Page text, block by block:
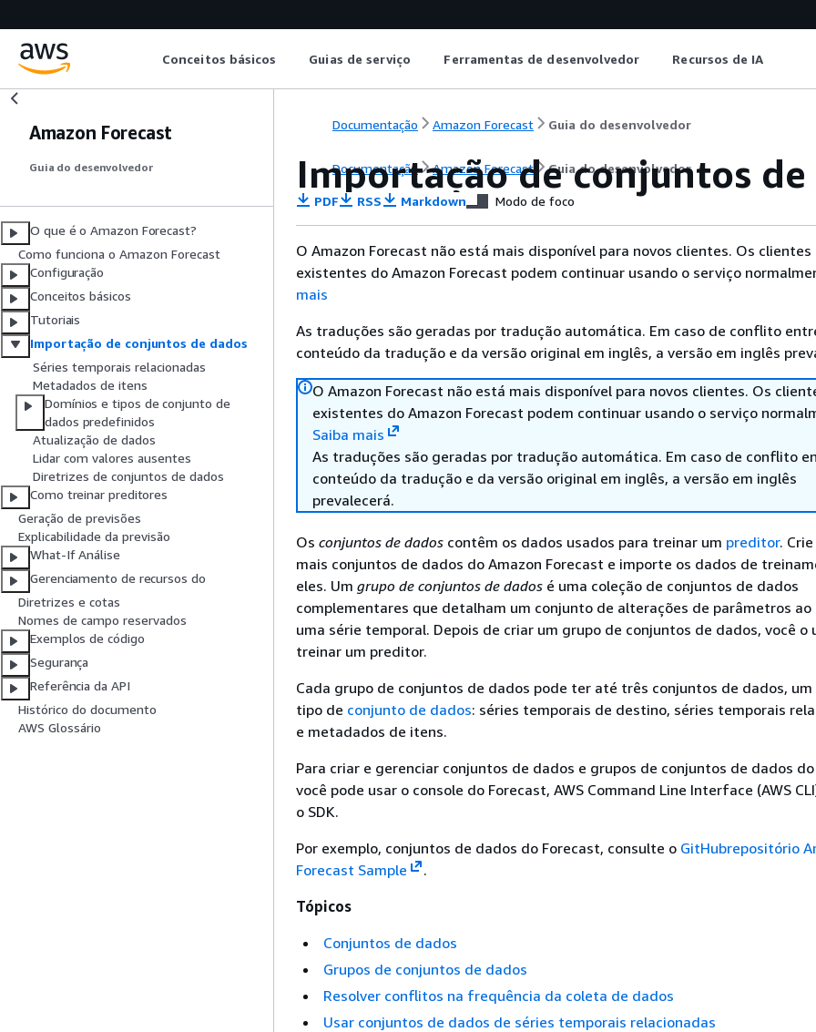
Conceitos básicos Guias de serviço Ferramentas de desenvolvedor Recursos de IA
Amazon Forecast
Guia do desenvolvedor
O que é o Amazon Forecast?
Como funciona o Amazon Forecast
Configuração
Conceitos básicos
Tutoriais
Importação de conjuntos de dados
Séries temporais relacionadas
Metadados de itens
Domínios e tipos de conjunto de
dados predefinidos
Atualização de dados
Lidar com valores ausentes
Diretrizes de conjuntos de dados
Como treinar preditores
Geração de previsões
Explicabilidade da previsão
What-If Análise
Gerenciamento de recursos do
Diretrizes e cotas
Nomes de campo reservados
Exemplos de código
Segurança
Referência da API
Histórico do documento
AWS Glossário
Documentação Amazon Forecast Guia do desenvolvedor
Documentação Amazon Forecast Guia do desenvolvedor
Importação de conjuntos de
PDF RSS Markdown Modo de foco
O Amazon Forecast não está mais disponível para novos clientes. Os clientes
existentes do Amazon Forecast podem continuar usando o serviço
mais
As traduções são geradas por tradução automática. Em caso de conflito
conteúdo da tradução e da versão original em inglês, a versão em inglês
O Amazon Forecast não está mais disponível para novos clientes. Os
existentes do Amazon Forecast podem continuar usando o serviço
Saiba mais
As traduções são geradas por tradução automática. Em caso de conflito
conteúdo da tradução e da versão original em inglês, a versão em inglês
prevalecerá.
Os conjuntos de dados contêm os dados usados para treinar um preditor.
mais conjuntos de dados do Amazon Forecast e importe os dados de
eles. Um grupo de conjuntos de dados é uma coleção de conjuntos de dados
complementares que detalham um conjunto de alterações de parâmetros ao
uma série temporal. Depois de criar um grupo de conjuntos de dados, você o
treinar um preditor.
Cada grupo de conjuntos de dados pode ter até três conjuntos de dados, um
tipo de conjunto de dados: séries temporais de destino, séries temporais
e metadados de itens.
Para criar e gerenciar conjuntos de dados e grupos de conjuntos de dados
você pode usar o console do Forecast, AWS Command Line Interface (AWS
o SDK.
Por exemplo, conjuntos de dados do Forecast, consulte o GitHubrepositório
Forecast Sample
.
Tópicos
Conjuntos de dados
Grupos de conjuntos de dados
Resolver conflitos na frequência da coleta de dados
Usar conjuntos de dados de séries temporais relacionadas